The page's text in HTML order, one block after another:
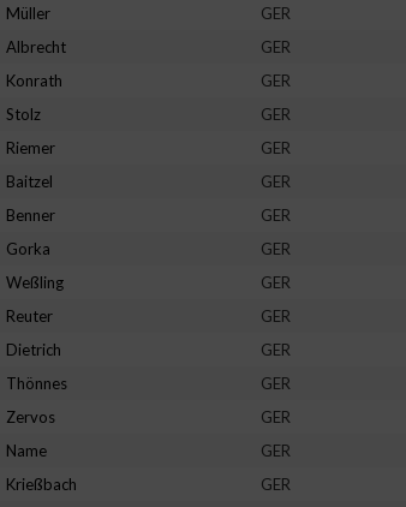
Müller GER
Albrecht GER
Konrath GER
Stolz GER
Riemer GER
Baitzel GER
Benner GER
Gorka GER
Weßling GER
Reuter GER
Dietrich GER
Thönnes GER
Zervos GER
Name GER
Krießbach GER
Inhalten
Inhalte
Inhalten